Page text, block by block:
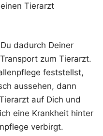
Tierarzt
dadurch Deiner
zum Tierarzt.
feststellst,
aussehen, dann
auf Dich und
eine Krankheit hinter
verbirgt.